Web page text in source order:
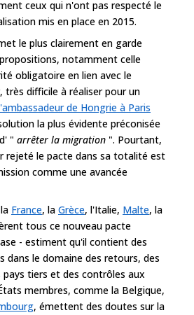
ceux qui n'ont pas respecté le
mis en place en 2015.
le plus clairement en garde
notamment celle
obligatoire en lien avec le
très difficile à réaliser pour un
de Hongrie à Paris
la plus évidente préconisée
" arrêter la migration ". Pourtant,
rejeté le pacte dans sa totalité est
comme une avancée
France, la Grèce, l'Italie, Malte, la
tous ce nouveau pacte
- estiment qu'il contient des
dans le domaine des retours, des
tiers et des contrôles aux
membres, comme la Belgique,
, émettent des doutes sur la